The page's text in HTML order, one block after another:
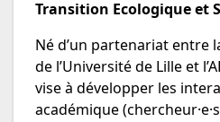
Transition Ecologique et
Né d’un partenariat entre
de l’Université de Lille et
vise à développer les
académique